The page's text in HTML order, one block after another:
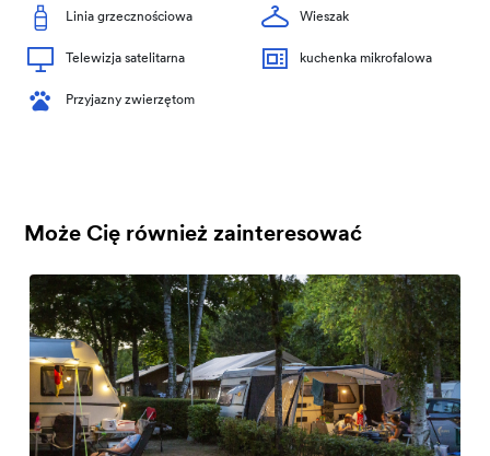
Linia grzecznościowa Wieszak
Telewizja satelitarna kuchenka mikrofalowa
Przyjazny zwierzętom
Może Cię również zainteresować